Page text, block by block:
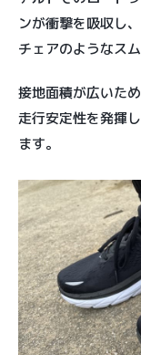
ンが衝撃を吸収し
チェアのようなス
接地面積が広いた
走行安定性を発揮
ます。